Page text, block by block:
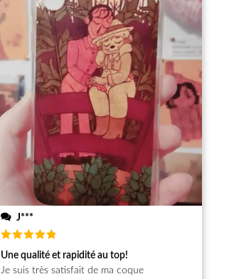
J***
Note
sur 5
Une qualité et rapidité au top!
Je suis très satisfait de ma coque